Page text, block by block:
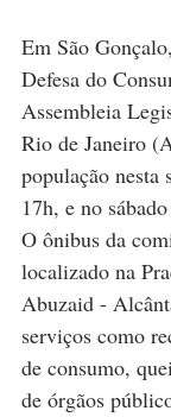
Em São
Defesa do
Assembleia
Rio de Janeiro
população nesta
17h, e no
O ônibus da
localizado na
Abuzaid -
serviços como
de consumo,
de órgãos